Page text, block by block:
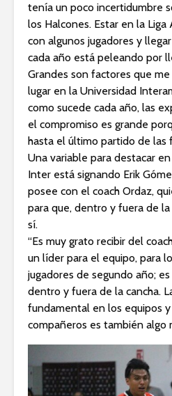
tenía un poco incertidumbre
los Halcones. Estar en la
con algunos jugadores y
cada año está peleando por
Grandes son factores que
lugar en la Universidad
como sucede cada año, las
el compromiso es grande
hasta el último partido de las
Una variable para destacar
Inter está signando Erik
posee con el coach Ordaz,
para que, dentro y fuera de
sí.
“Es muy grato recibir del
un líder para el equipo, para
jugadores de segundo año;
dentro y fuera de la cancha.
fundamental en los equipos
compañeros es también algo